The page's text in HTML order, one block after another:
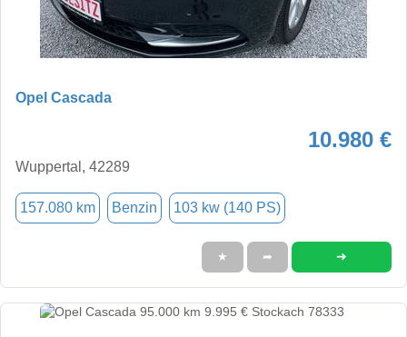
Opel Cascada
10.980 €
Wuppertal, 42289
157.080 km Benzin 103 kw (140 PS)
★ ➦ ➜